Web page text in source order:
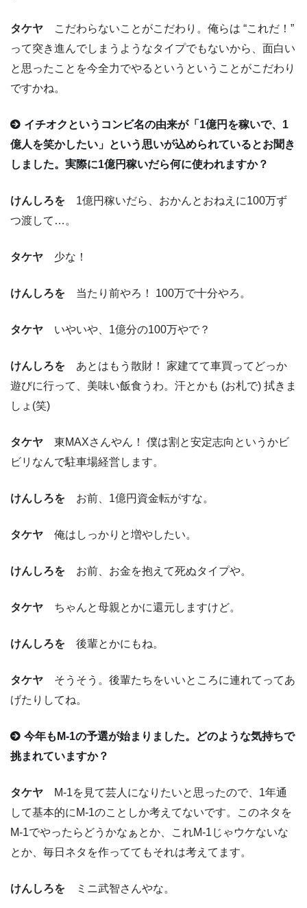
タケヤ こだわらないことがこだわり。俺らは “これだ！”
って突き進んでしまうようなタイプでもないから、面白い
と思ったことを今全力でやるというということがこだわり
ですかね。
イチオクというコンビ名の由来が「1億円を稼いで、1
億人を笑かしたい」という思いが込められているとお聞き
しました。実際に1億円稼いだら何に使われますか？
けんしろを 1億円稼いだら、おかんとおねえに100万ず
つ渡して…。
タケヤ 少な！
けんしろを 当たり前やろ！ 100万で十分やろ。
タケヤ いやいや、1億分の100万やで？
けんしろを あとはもう散財！ 家建てて車買ってどっか
遊びに行って、美味い飯食うわ。汗とかも (お札で) 拭きま
しょ(笑)
タケヤ 東MAXさんやん！ 僕は割と安定志向というかビ
ビリなんで駐車場経営します。
けんしろを お前、1億円資金転がすな。
タケヤ 俺はしっかりと増やしたい。
けんしろを お前、お金を抱えて死ぬタイプや。
タケヤ ちゃんと母親とかに還元しますけど。
けんしろを 後輩とかにもね。
タケヤ そうそう。後輩たちをいいところに連れてってあ
げたりしてね。
今年もM-1の予選が始まりました。どのような気持ちで
挑まれていますか？
タケヤ M-1を見て芸人になりたいと思ったので、1年通
して基本的にM-1のことしか考えてないです。このネタを
M-1でやったらどうかなぁとか、これM-1じゃウケないな
とか、毎日ネタを作っててもそれは考えてます。
けんしろを ミニ武智さんやな。